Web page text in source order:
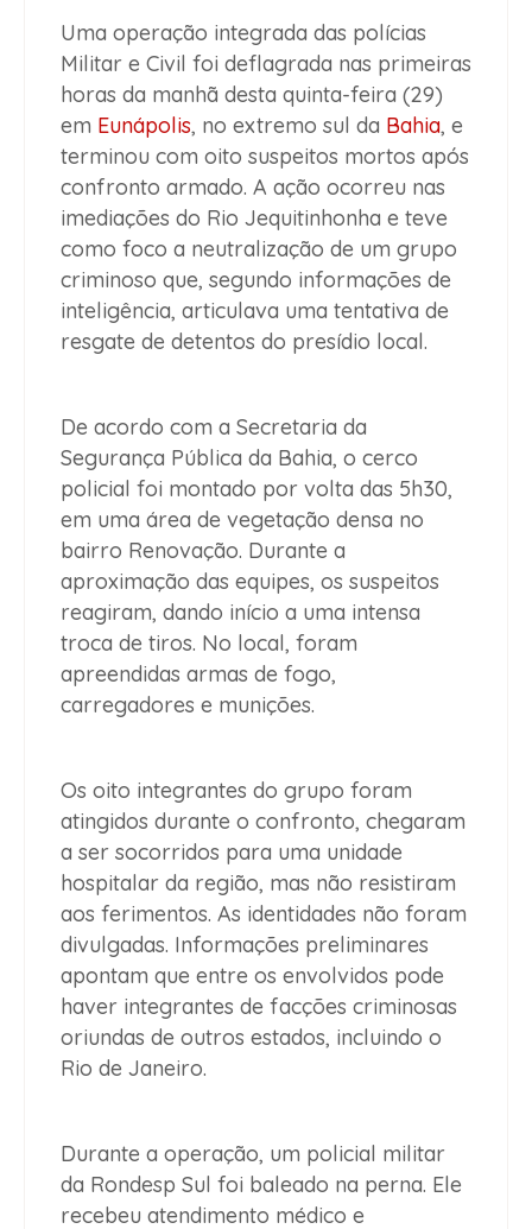
Uma operação integrada das polícias
Militar e Civil foi deflagrada nas primeiras
horas da manhã desta quinta-feira (29)
em Eunápolis, no extremo sul da Bahia, e
terminou com oito suspeitos mortos após
confronto armado. A ação ocorreu nas
imediações do Rio Jequitinhonha e teve
como foco a neutralização de um grupo
criminoso que, segundo informações de
inteligência, articulava uma tentativa de
resgate de detentos do presídio local.
De acordo com a Secretaria da
Segurança Pública da Bahia, o cerco
policial foi montado por volta das 5h30,
em uma área de vegetação densa no
bairro Renovação. Durante a
aproximação das equipes, os suspeitos
reagiram, dando início a uma intensa
troca de tiros. No local, foram
apreendidas armas de fogo,
carregadores e munições.
Os oito integrantes do grupo foram
atingidos durante o confronto, chegaram
a ser socorridos para uma unidade
hospitalar da região, mas não resistiram
aos ferimentos. As identidades não foram
divulgadas. Informações preliminares
apontam que entre os envolvidos pode
haver integrantes de facções criminosas
oriundas de outros estados, incluindo o
Rio de Janeiro.
Durante a operação, um policial militar
da Rondesp Sul foi baleado na perna. Ele
recebeu atendimento médico e